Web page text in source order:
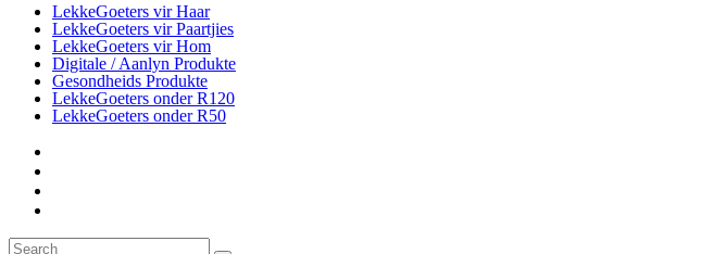
LekkeGoeters vir Haar
LekkeGoeters vir Paartjies
LekkeGoeters vir Hom
Digitale / Aanlyn Produkte
Gesondheids Produkte
LekkeGoeters onder R120
LekkeGoeters onder R50